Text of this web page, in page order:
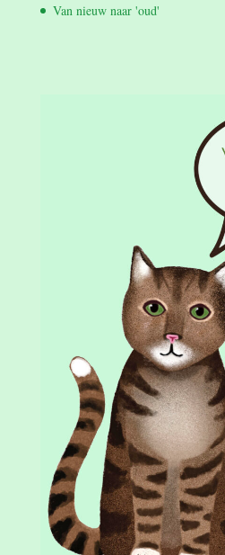
Van nieuw naar 'oud'